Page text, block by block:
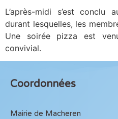
L’après-midi s’est conclu
durant lesquelles, les
Une soirée pizza est
convivial.
Coordonnées
Mairie de Macheren